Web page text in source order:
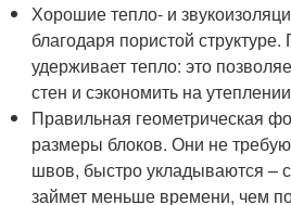
Хорошие тепло- и
благодаря пористой
удерживает тепло: это
стен и сэкономить на
Правильная геометрическая
размеры блоков. Они не
швов, быстро укладываются –
займет меньше времени, чем